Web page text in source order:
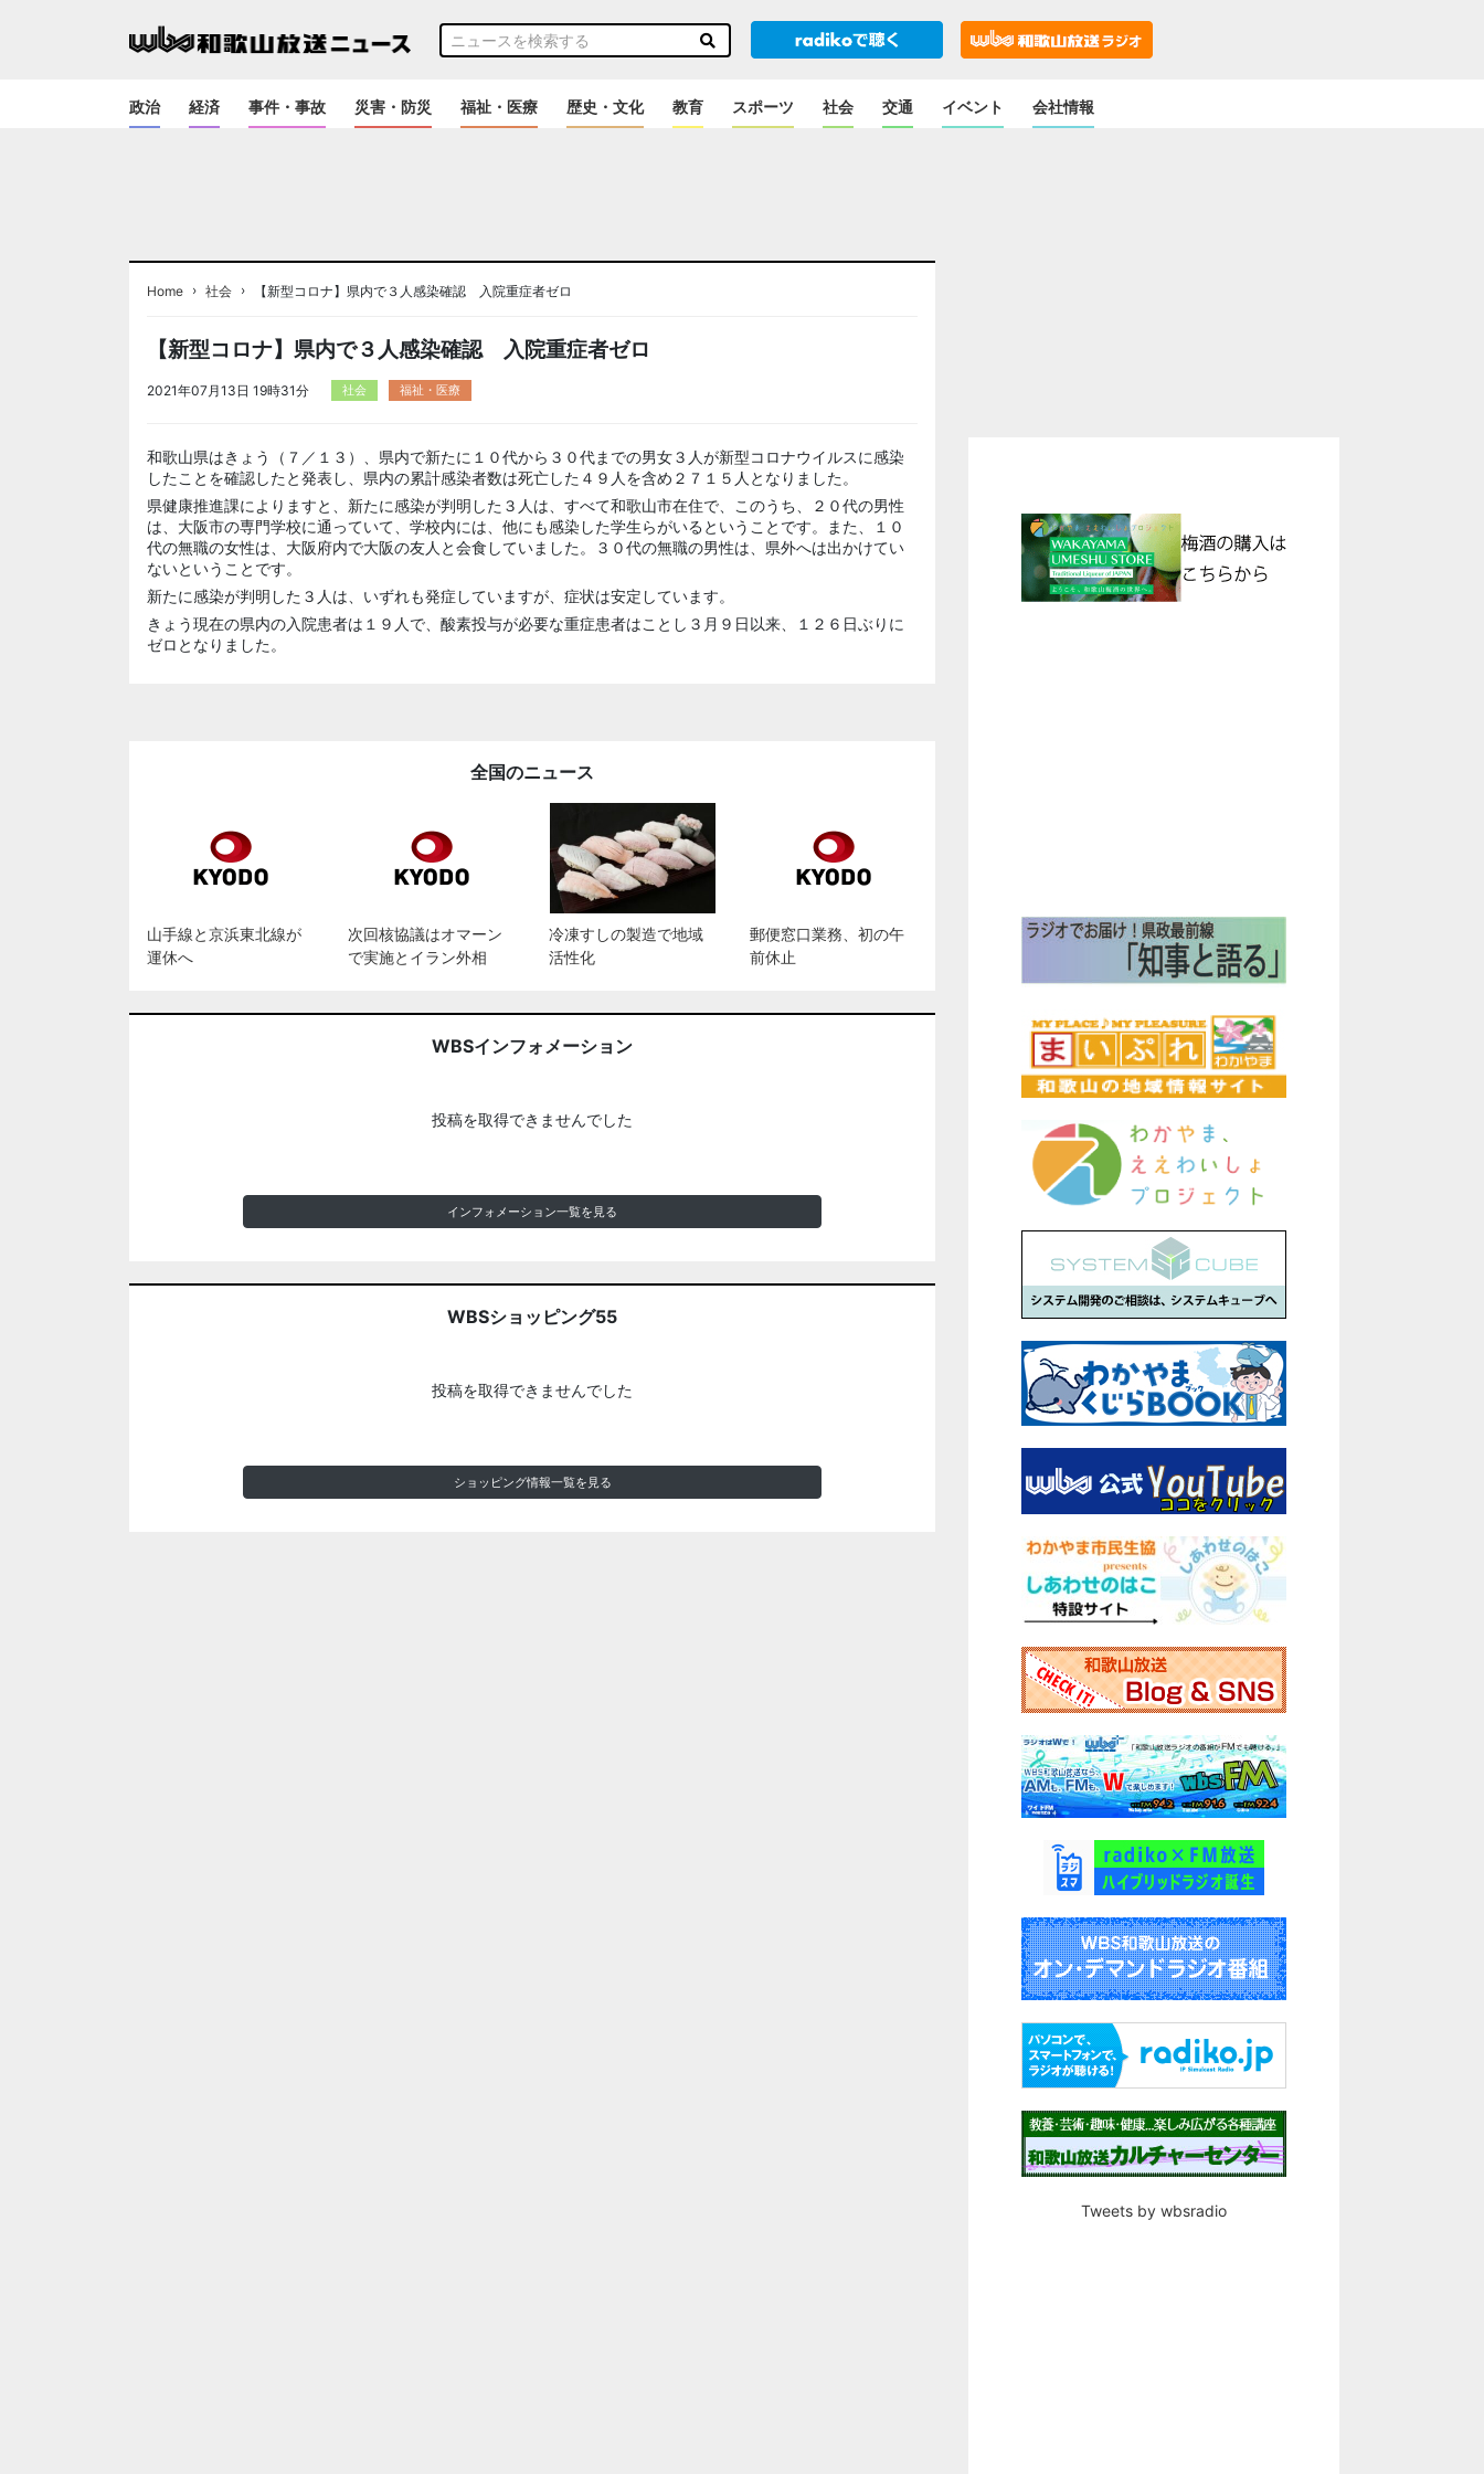
政治 経済 事件・事故 災害・防災 福祉・医療 歴史・文化 教育 スポーツ 社会 交通 イベント 会社情報
Home › 社会 › 【新型コロナ】県内で３人感染確認 入院重症者ゼロ
【新型コロナ】県内で３人感染確認 入院重症者ゼロ
2021年07月13日 19時31分 社会 福祉・医療
和歌山県はきょう（７／１３）、県内で新たに１０代から３０代までの男女３人が新型コロナウイルスに感染
したことを確認したと発表し、県内の累計感染者数は死亡した４９人を含め２７１５人となりました。
県健康推進課によりますと、新たに感染が判明した３人は、すべて和歌山市在住で、このうち、２０代の男性
は、大阪市の専門学校に通っていて、学校内には、他にも感染した学生らがいるということです。また、１０
代の無職の女性は、大阪府内で大阪の友人と会食していました。３０代の無職の男性は、県外へは出かけてい
ないということです。
新たに感染が判明した３人は、いずれも発症していますが、症状は安定しています。
きょう現在の県内の入院患者は１９人で、酸素投与が必要な重症患者はことし３月９日以来、１２６日ぶりに
ゼロとなりました。
全国のニュース
山手線と京浜東北線が
運休へ
次回核協議はオマーン
で実施とイラン外相
冷凍すしの製造で地域
活性化
郵便窓口業務、初の午
前休止
WBSインフォメーション
投稿を取得できませんでした
インフォメーション一覧を見る
WBSショッピング55
投稿を取得できませんでした
ショッピング情報一覧を見る
Tweets by wbsradio